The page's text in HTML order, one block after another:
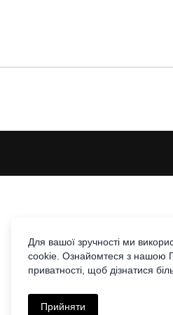
Для вашої зручності ми
cookie. Ознайомтеся з нашою
приватності, щоб дізнатися
Прийняти